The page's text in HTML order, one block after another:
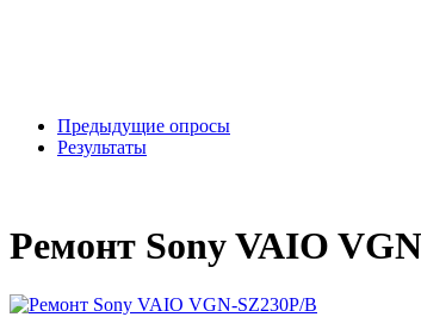
Предыдущие опросы
Результаты
Ремонт Sony VAIO